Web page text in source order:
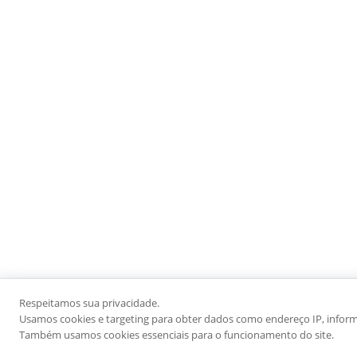
Respeitamos sua privacidade.
Usamos cookies e targeting para obter dados como endereço IP,
Também usamos cookies essenciais para o funcionamento do site.